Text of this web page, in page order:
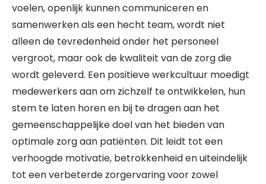
voelen, openlijk kunnen communiceren en
samenwerken als een hecht team, wordt niet
alleen de tevredenheid onder het personeel
vergroot, maar ook de kwaliteit van de zorg die
wordt geleverd. Een positieve werkcultuur moedigt
medewerkers aan om zichzelf te ontwikkelen, hun
stem te laten horen en bij te dragen aan het
gemeenschappelijke doel van het bieden van
optimale zorg aan patiënten. Dit leidt tot een
verhoogde motivatie, betrokkenheid en uiteindelijk
tot een verbeterde zorgervaring voor zowel